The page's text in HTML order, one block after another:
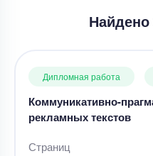
Найдено
Дипломная работа
Коммуникативно-
рекламных текстов
Страниц